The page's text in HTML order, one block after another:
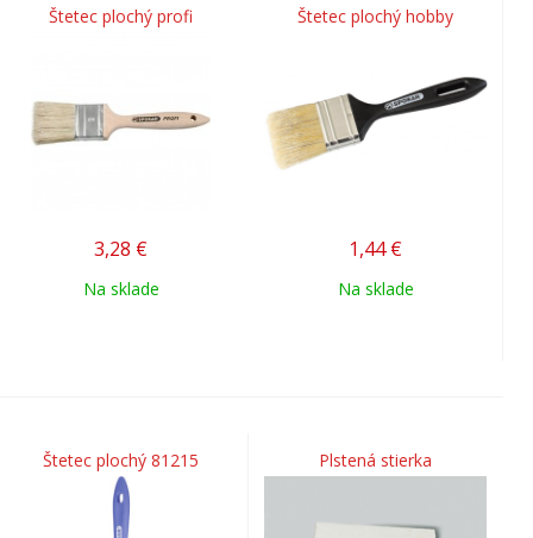
Štetec plochý profi
3,28 €
Na sklade
Štetec plochý hobby
1,44 €
Na sklade
Štetec plochý 81215 Plstená stierka